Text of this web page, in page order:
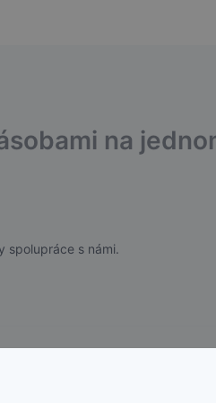
na
spolupráce s námi.